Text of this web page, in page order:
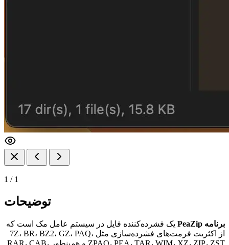
1 / 1
توضیحات
برنامه PeaZip
یک فشرده‌کننده فایل در سیستم عامل مک است که
از اکثریت فرمت‌های فشرده‌سازی مثل 7Z، BR، BZ2، GZ، PAQ،
ZPAQ، PEA، TAR، WIM، XZ، ZIP، ZST و همینطور RAR، CAB،